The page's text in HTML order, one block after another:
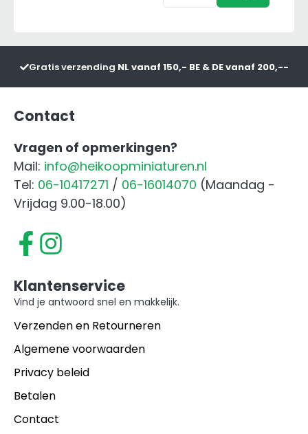
Gratis verzending NL vanaf 150,- BE & DE vanaf 200,--
Contact
Vragen of opmerkingen?
Mail: info@heikoopminiaturen.nl
Tel: 06-10417271 / 06-16014070 (Maandag -
Vrijdag 9.00-18.00)
Klantenservice
Vind je antwoord snel en makkelijk.
Verzenden en Retourneren
Algemene voorwaarden
Privacy beleid
Betalen
Contact